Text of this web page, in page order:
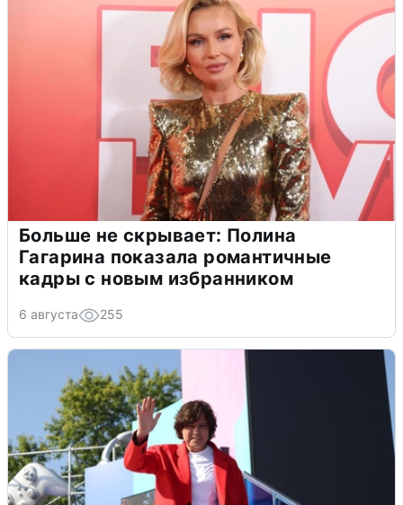
Больше не скрывает: Полина
Гагарина показала романтичные
кадры с новым избранником
6 августа 255